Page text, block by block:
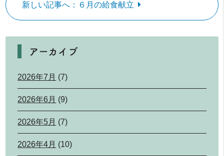
新しい記事へ：６月の給食献立
アーカイブ
2026年7月 (7)
2026年6月 (9)
2026年5月 (7)
2026年4月 (10)